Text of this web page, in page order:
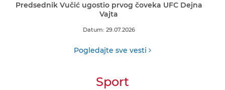
Predsednik Vučić ugostio prvog čoveka UFC Dejna
Vajta
Datum: 29.07.2026
Pogledajte sve vesti
Sport